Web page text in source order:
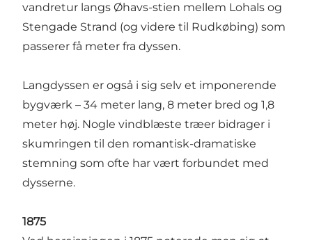
vandretur langs Øhavs-stien mellem Lohals og
Stengade Strand (og videre til Rudkøbing) som
passerer få meter fra dyssen.
Langdyssen er også i sig selv et imponerende
bygværk – 34 meter lang, 8 meter bred og 1,8
meter høj. Nogle vindblæste træer bidrager i
skumringen til den romantisk-dramatiske
stemning som ofte har vært forbundet med
dysserne.
1875